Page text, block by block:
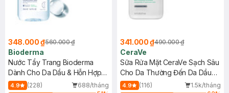
348.000 ₫560.000 ₫
Bioderma
Nước Tẩy Trang Bioderma
Dành Cho Da Dầu & Hỗn Hợp
500ml
4.9 (228)
688/tháng
341.000 ₫490.000 ₫
CeraVe
Sữa Rửa Mặt CeraVe Sạch Sâu
Cho Da Thường Đến Da Dầu
473ml
4.9 (116)
1.5k/tháng